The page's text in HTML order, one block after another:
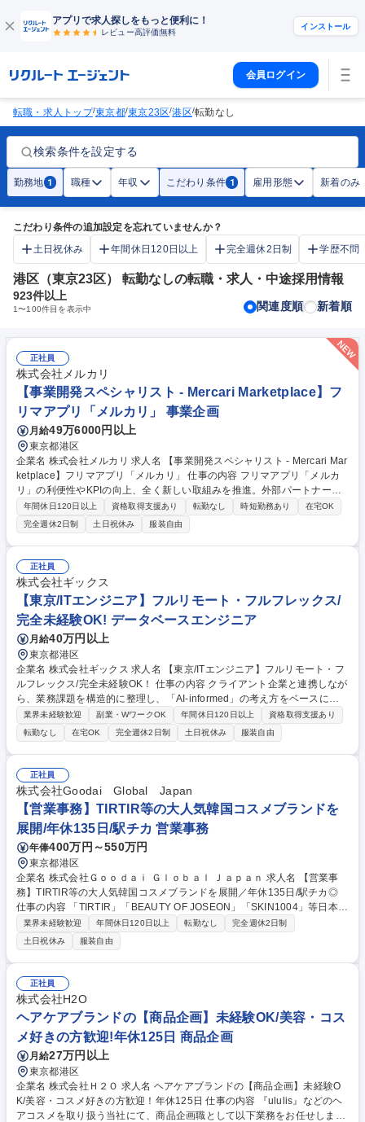
アプリで求人探しをもっと便利に！
レビュー高評価無料
インストール
会員ログイン
転職・求人トップ/東京都/東京23区/港区/転勤なし
検索条件を設定する
勤務地 1 職種 年収 こだわり条件 1 雇用形態 新着のみ
こだわり条件の追加設定を忘れていませんか？
土日祝休み
年間休日120日以上 完全週休2日制 学歴不問
港区（東京23区） 転勤なしの転職・求人・中途採用情報
923件以上
1〜100件目を表示中 関連度順 新着順
正社員
株式会社メルカリ
【事業開発スペシャリスト - Mercari Marketplace】フ
リマアプリ「メルカリ」 事業企画
月給49万6000円以上
東京都港区
企業名 株式会社メルカリ 求人名 【事業開発スペシャリスト - Mercari Mar
ketplace】フリマアプリ「メルカリ」 仕事の内容 フリマアプリ「メルカ
リ」の利便性やKPIの向上、全く新しい取組みを推進。外部パートナー企
業との協業・アライアンス締結・交渉業務全般をアグレッシブかつ大胆に
進めていただきます。 企画や外部とのコミュニケーションはもちろん、社
内各部門（開発/デザイン/CS/法務/財務/マーケティング等）との横断的な
連携も重要な役割として担っていただきます。 ■協業に向けた戦略の立
案・実行・推進 ■新規サプライヤーの獲得及び関係構築 ■出資スキームの
設計及び投資先の選定 ■市場調査及び競合分析を通じた事業機会の発掘※
続きは「その他労働条件の備考」へ 募集職種 【事業開発スペシャリスト -
Mercari Marketplace】フリマアプリ「メルカリ」
年間休日120日以上 資格取得支援あり 転勤なし 時短勤務あり
在宅OK
完全週休2日制
土日祝休み 服装自由
正社員
株式会社ギックス
【東京/ITエンジニア】フルリモート・フルフレックス/
完全未経験OK! データベースエンジニア
月給40万円以上
東京都港区
企業名 株式会社ギックス 求人名 【東京/ITエンジニア】フルリモート・フ
ルフレックス/完全未経験OK！ 仕事の内容 クライアント企業と連携しなが
ら、業務課題を構造的に整理し、「AI-informed」の考え方をベースにソ
リューションを設計、実装していただきます。 ■LLM や機械学習のアルゴ
リズム開発や実装、チューニング、精度評価 ■データ基盤のシステムアー
キテクチャ検討 ■データの取得/加工方法の検討 ■テーブル設計 ■データ加
工ロジックの実装 ■データ処理フローの実装 募集職種 【東京/ITエンジニ
ア】フルリモート・フルフレックス/完全未経験OK！
業界未経験歓迎 副業・WワークOK 年間休日120日以上
資格取得支援あり
転勤なし
在宅OK 完全週休2日制 土日祝休み 服装自由
正社員
株式会社Goodai Global Japan
【営業事務】TIRTIR等の大人気韓国コスメブランドを
展開/年休135日/駅チカ 営業事務
年俸400万円～550万円
東京都港区
企業名 株式会社Ｇｏｏｄａｉ Ｇｌｏｂａｌ Ｊａｐａｎ 求人名 【営業事
務】TIRTIR等の大人気韓国コスメブランドを展開／年休135日/駅チカ◎
仕事の内容 「TIRTIR」「BEAUTY OF JOSEON」「SKIN1004」等日本で
爆発的人気を誇る韓国コスメブランドを展開する当社にて、営業及び物流
部門との連携・事務サポート業務をお任せいたします。 【詳細】■受注／
発注（数量、納期、欠品等確認）■返品業務（返品伝票＆データ作成／入
庫登録等）■売上管理（データ作成等）■請求書作成■ 販促物関連■お客様
からのお問い合わせ電話対応■その他会社が別途指示する業務■ ★事業拡
大・ブランド拡大による増員募集です 募集職種 【営業事務】TIRTIR等の
大人気韓国コスメブランドを展開／年休135日/駅チカ◎
業界未経験歓迎 年間休日120日以上 転勤なし
完全週休2日制
土日祝休み
服装自由
正社員
株式会社H2O
ヘアケアブランドの【商品企画】未経験OK/美容・コス
メ好きの方歓迎!年休125日 商品企画
月給27万円以上
東京都港区
企業名 株式会社Ｈ２Ｏ 求人名 ヘアケアブランドの【商品企画】未経験O
K/美容・コスメ好きの方歓迎！年休125日 仕事の内容 『ululis』などのヘ
アコスメを取り扱う当社にて、商品企画職として以下業務をお任せしま